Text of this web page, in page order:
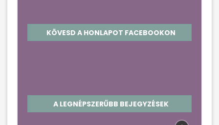
KÖVESD A HONLAPOT FACEBOOKON
A LEGNÉPSZERŰBB BEJEGYZÉSEK